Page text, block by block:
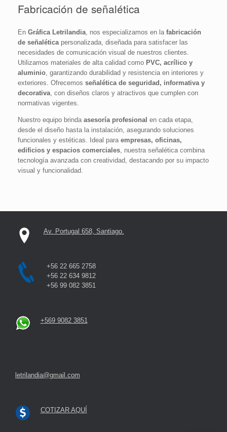
Fabricación de señalética
En Gráfica Letrilandia, nos especializamos en la fabricación
de señaléticapersonalizada, diseñada para satisfacer las
necesidades de comunicación visual de nuestros clientes.
Utilizamos materiales de alta calidad como PVC, acrílico y
aluminio, garantizando durabilidad y resistencia en interiores y
exteriores. Ofrecemos señalética de seguridad, informativa y
decorativa, con diseños claros y atractivos que cumplen con
normativas vigentes.
Nuestro equipo brinda asesoría profesional en cada etapa,
desde el diseño hasta la instalación, asegurando soluciones
funcionales y estéticas. Ideal para empresas, oficinas,
edificios y espacios comerciales, nuestra señalética combina
tecnología avanzada con creatividad, destacando por su impacto
visual y funcionalidad.
Av. Portugal 658, Santiago.
+56 22 665 2758
+56 22 634 9812
+56 99 082 3851
+569 9082 3851
letrilandia@gmail.com
COTIZAR AQUÍ